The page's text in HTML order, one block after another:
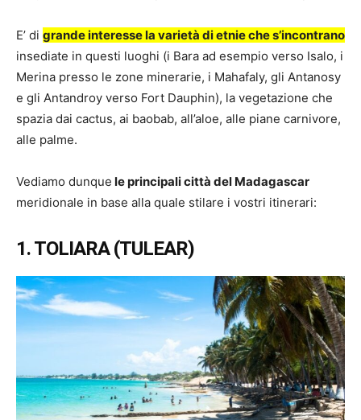
E’ di grande interesse la varietà di etnie che s’incontrano
insediate in questi luoghi (i Bara ad esempio verso Isalo, i
Merina presso le zone minerarie, i Mahafaly, gli Antanosy
e gli Antandroy verso Fort Dauphin), la vegetazione che
spazia dai cactus, ai baobab, all’aloe, alle piane carnivore,
alle palme.
Vediamo dunque le principali città del Madagascar
meridionale in base alla quale stilare i vostri itinerari:
1. TOLIARA (TULEAR)